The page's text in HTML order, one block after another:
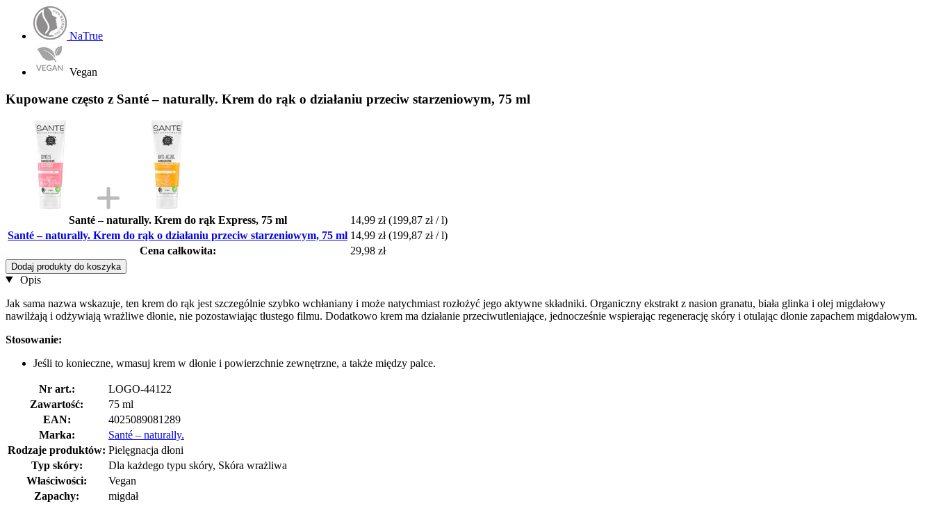
NaTrue
Vegan
Kupowane często z Santé – naturally. Krem do rąk o działaniu przeciw starzeniowym, 75 ml
Santé – naturally. Krem do rąk Express, 75 ml 14,99 zł (199,87 zł / l)
Santé – naturally. Krem do rąk o działaniu przeciw starzeniowym, 75 ml 14,99 zł (199,87 zł / l)
Cena całkowita:
29,98 zł
Dodaj produkty do koszyka
Opis
Jak sama nazwa wskazuje, ten krem ​​do rąk jest szczególnie szybko wchłaniany i może natychmiast rozłożyć jego aktywne składniki. Organiczny ekstrakt z nasion granatu, biała glinka i olej migdałowy
nawilżają i odżywiają wrażliwe dłonie, nie pozostawiając tłustego filmu. Dodatkowo krem ​​ma działanie przeciwutleniające, jednocześnie wspierając regenerację skóry i otulając dłonie zapachem migdałowym.
Stosowanie:
Jeśli to konieczne, wmasuj krem ​​w dłonie i powierzchnie zewnętrzne, a także między palce.
Nr art.:
LOGO-44122
Zawartość:
75 ml
EAN:
4025089081289
Marka:
Santé – naturally.
Rodzaje produktów: Pielęgnacja dłoni
Typ skóry:
Dla każdego typu skóry, Skóra wrażliwa
Właściwości:
Vegan
Zapachy:
migdał